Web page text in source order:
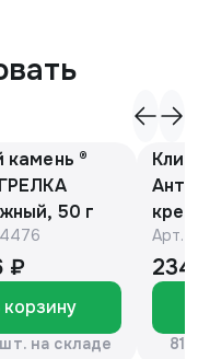
®
50 г
₽
корзину
на складе
Е и
Арт.